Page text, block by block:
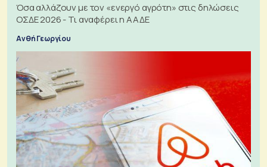
Όσα αλλάζουν με τον «ενεργό αγρότη» στις δηλώσεις
ΟΣΔΕ 2026 - Τι αναφέρει η ΑΑΔΕ
Ανθή Γεωργίου